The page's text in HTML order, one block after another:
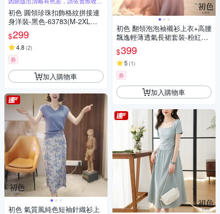
商品為主
初色 圓領珍珠扣飾格紋拼接連
身洋裝-黑色-63783(M-2XL可
選)
$299
4.8 (2)
券
加入購物車
初色 氣質風純色短袖針織衫上
初色 翻領泡泡袖襯衫上衣+高腰
飄逸輕薄透氣長裙套裝-粉紅色-
30666(M-XL可選)
$399
5 (1)
券
加入購物車